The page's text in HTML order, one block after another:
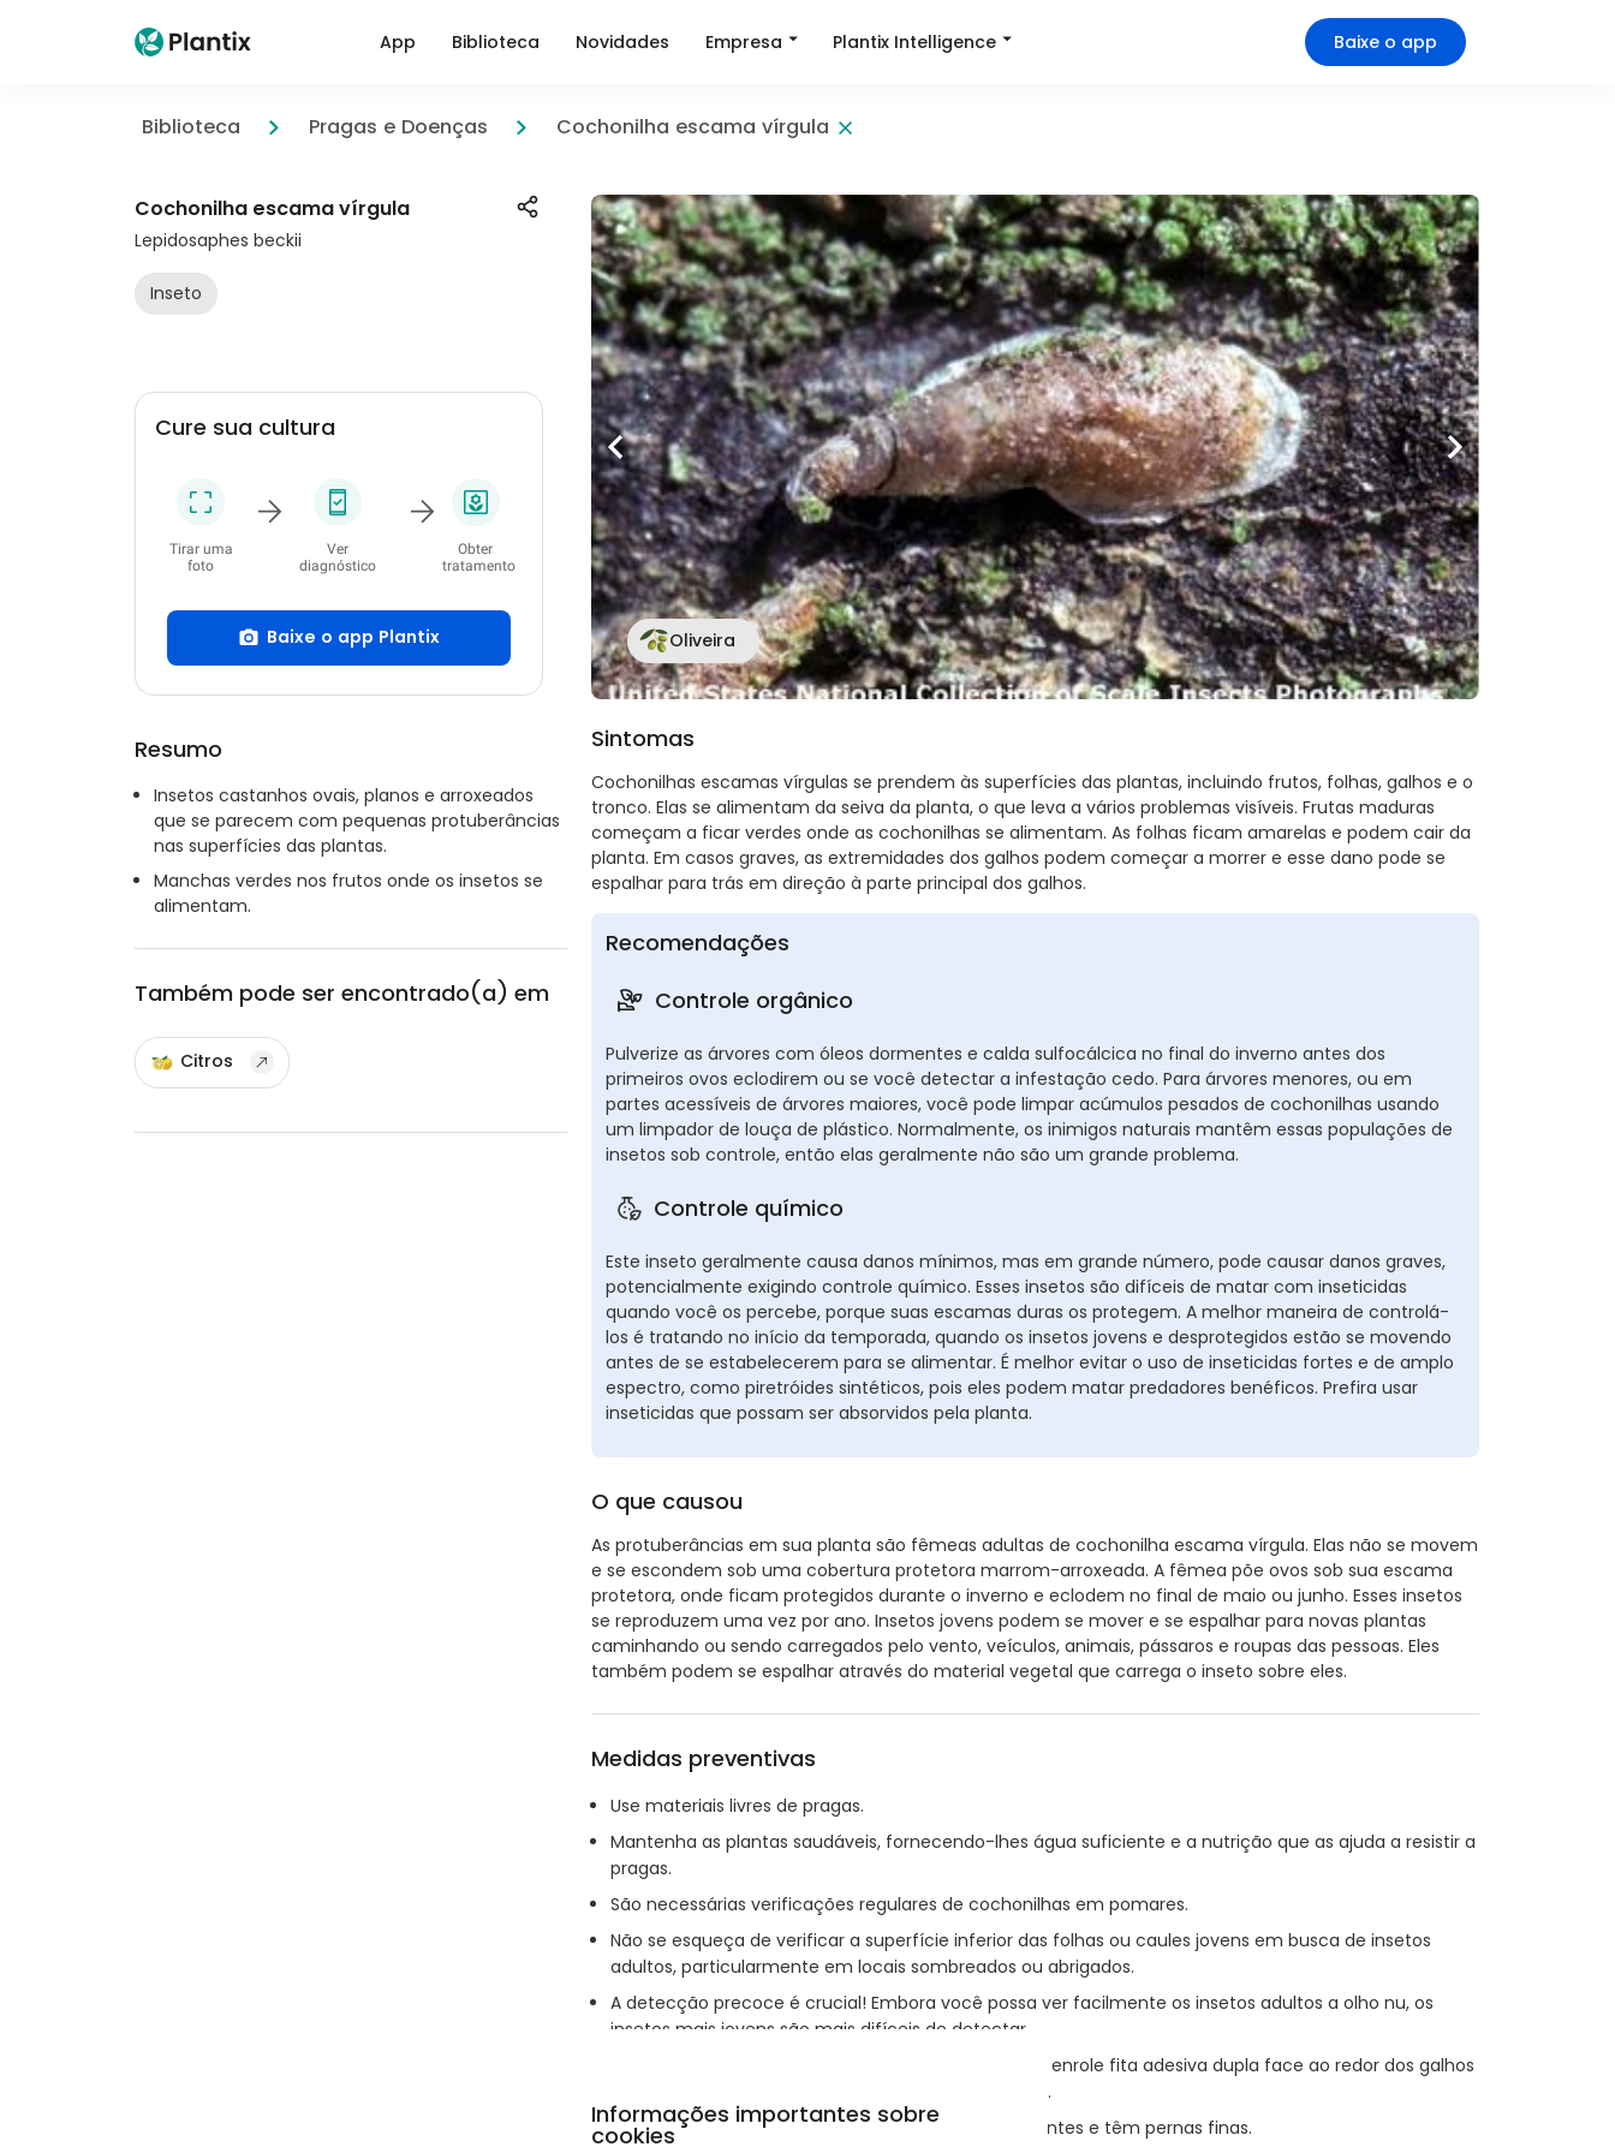
App Biblioteca Novidades Empresa Plantix Intelligence Baixe o app
Biblioteca Pragas e Doenças Cochonilha escama vírgula
Cochonilha escama vírgula
Lepidosaphes beckii
Inseto
Cure sua cultura
Tirar uma
foto
Ver
diagnóstico
Obter
tratamento
Baixe o app Plantix
Resumo
Insetos castanhos ovais, planos e arroxeados
que se parecem com pequenas protuberâncias
nas superfícies das plantas.
Manchas verdes nos frutos onde os insetos se
alimentam.
Também pode ser encontrado(a) em
Citros
Oliveira
Sintomas
Cochonilhas escamas vírgulas se prendem às superfícies das plantas, incluindo frutos, folhas, galhos e o
tronco. Elas se alimentam da seiva da planta, o que leva a vários problemas visíveis. Frutas maduras
começam a ficar verdes onde as cochonilhas se alimentam. As folhas ficam amarelas e podem cair da
planta. Em casos graves, as extremidades dos galhos podem começar a morrer e esse dano pode se
espalhar para trás em direção à parte principal dos galhos.
Recomendações
Controle orgânico
Pulverize as árvores com óleos dormentes e calda sulfocálcica no final do inverno antes dos
primeiros ovos eclodirem ou se você detectar a infestação cedo. Para árvores menores, ou em
partes acessíveis de árvores maiores, você pode limpar acúmulos pesados de cochonilhas usando
um limpador de louça de plástico. Normalmente, os inimigos naturais mantêm essas populações de
insetos sob controle, então elas geralmente não são um grande problema.
Controle químico
Este inseto geralmente causa danos mínimos, mas em grande número, pode causar danos graves,
potencialmente exigindo controle químico. Esses insetos são difíceis de matar com inseticidas
quando você os percebe, porque suas escamas duras os protegem. A melhor maneira de controlá-
los é tratando no início da temporada, quando os insetos jovens e desprotegidos estão se movendo
antes de se estabelecerem para se alimentar. É melhor evitar o uso de inseticidas fortes e de amplo
espectro, como piretróides sintéticos, pois eles podem matar predadores benéficos. Prefira usar
inseticidas que possam ser absorvidos pela planta.
O que causou
As protuberâncias em sua planta são fêmeas adultas de cochonilha escama vírgula. Elas não se movem
e se escondem sob uma cobertura protetora marrom-arroxeada. A fêmea põe ovos sob sua escama
protetora, onde ficam protegidos durante o inverno e eclodem no final de maio ou junho. Esses insetos
se reproduzem uma vez por ano. Insetos jovens podem se mover e se espalhar para novas plantas
caminhando ou sendo carregados pelo vento, veículos, animais, pássaros e roupas das pessoas. Eles
também podem se espalhar através do material vegetal que carrega o inseto sobre eles.
Medidas preventivas
Use materiais livres de pragas.
Mantenha as plantas saudáveis, fornecendo-lhes água suficiente e a nutrição que as ajuda a resistir a
pragas.
São necessárias verificações regulares de cochonilhas em pomares.
Não se esqueça de verificar a superfície inferior das folhas ou caules jovens em busca de insetos
adultos, particularmente em locais sombreados ou abrigados.
A detecção precoce é crucial! Embora você possa ver facilmente os insetos adultos a olho nu, os
insetos mais jovens são mais difíceis de detectar.
Para detectar a primeira geração de insetos jovens, enrole fita adesiva dupla face ao redor dos galhos
das árvores que estavam infestadas anteriormente.
Os insetos jovens são minúsculos, planos, transparentes e têm pernas finas.
Informações importantes sobre
cookies